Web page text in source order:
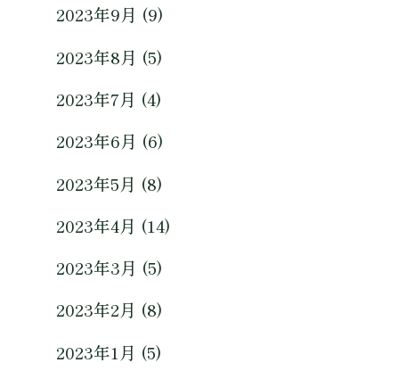
2023年9月 (9)
2023年8月 (5)
2023年7月 (4)
2023年6月 (6)
2023年5月 (8)
2023年4月 (14)
2023年3月 (5)
2023年2月 (8)
2023年1月 (5)